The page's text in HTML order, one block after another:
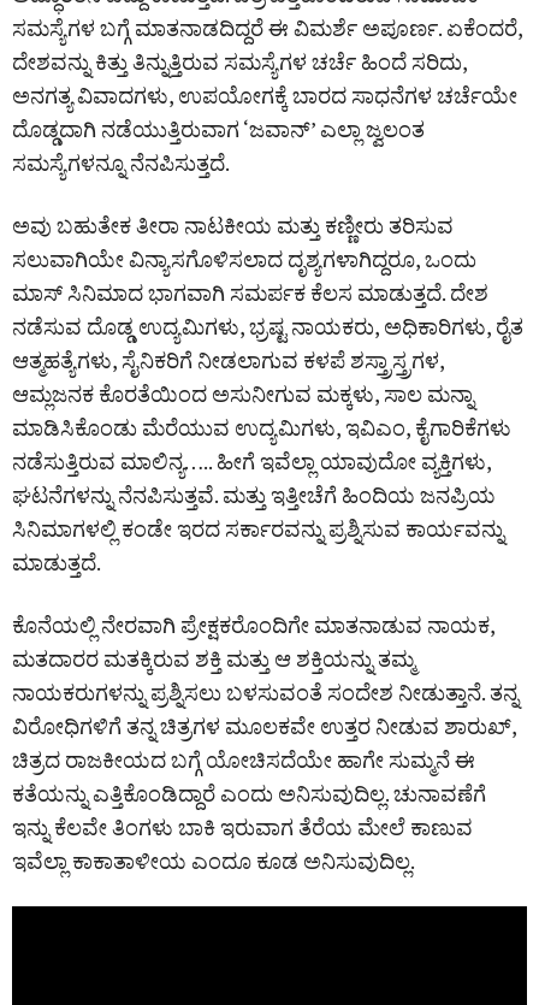
ಸಮಸ್ಯೆಗಳ ಬಗ್ಗೆ ಮಾತನಾಡದಿದ್ದರೆ ಈ ವಿಮರ್ಶೆ ಅಪೂರ್ಣ. ಏಕೆಂದರೆ,
ದೇಶವನ್ನು ಕಿತ್ತು ತಿನ್ನುತ್ತಿರುವ ಸಮಸ್ಯೆಗಳ ಚರ್ಚೆ ಹಿಂದೆ ಸರಿದು,
ಅನಗತ್ಯ ವಿವಾದಗಳು, ಉಪಯೋಗಕ್ಕೆ ಬಾರದ ಸಾಧನೆಗಳ ಚರ್ಚೆಯೇ
ದೊಡ್ಡದಾಗಿ ನಡೆಯುತ್ತಿರುವಾಗ ‘ಜವಾನ್’ ಎಲ್ಲಾ ಜ್ವಲಂತ
ಸಮಸ್ಯೆಗಳನ್ನೂ ನೆನಪಿಸುತ್ತದೆ.
ಅವು ಬಹುತೇಕ ತೀರಾ ನಾಟಕೀಯ ಮತ್ತು ಕಣ್ಣೀರು ತರಿಸುವ
ಸಲುವಾಗಿಯೇ ವಿನ್ಯಾಸಗೊಳಿಸಲಾದ ದೃಶ್ಯಗಳಾಗಿದ್ದರೂ, ಒಂದು
ಮಾಸ್ ಸಿನಿಮಾದ ಭಾಗವಾಗಿ ಸಮರ್ಪಕ ಕೆಲಸ ಮಾಡುತ್ತದೆ. ದೇಶ
ನಡೆಸುವ ದೊಡ್ಡ ಉದ್ಯಮಿಗಳು, ಭ್ರಷ್ಟ ನಾಯಕರು, ಅಧಿಕಾರಿಗಳು, ರೈತ
ಆತ್ಮಹತ್ಯೆಗಳು, ಸೈನಿಕರಿಗೆ ನೀಡಲಾಗುವ ಕಳಪೆ ಶಸ್ತ್ರಾಸ್ತ್ರಗಳ,
ಆಮ್ಲಜನಕ ಕೊರತೆಯಿಂದ ಅಸುನೀಗುವ ಮಕ್ಕಳು, ಸಾಲ ಮನ್ನಾ
ಮಾಡಿಸಿಕೊಂಡು ಮೆರೆಯುವ ಉದ್ಯಮಿಗಳು, ಇವಿಎಂ, ಕೈಗಾರಿಕೆಗಳು
ನಡೆಸುತ್ತಿರುವ ಮಾಲಿನ್ಯ….. ಹೀಗೆ ಇವೆಲ್ಲಾ ಯಾವುದೋ ವ್ಯಕ್ತಿಗಳು,
ಘಟನೆಗಳನ್ನು ನೆನಪಿಸುತ್ತವೆ. ಮತ್ತು ಇತ್ತೀಚೆಗೆ ಹಿಂದಿಯ ಜನಪ್ರಿಯ
ಸಿನಿಮಾಗಳಲ್ಲಿ ಕಂಡೇ ಇರದ ಸರ್ಕಾರವನ್ನು ಪ್ರಶ್ನಿಸುವ ಕಾರ್ಯವನ್ನು
ಮಾಡುತ್ತದೆ.
ಕೊನೆಯಲ್ಲಿ ನೇರವಾಗಿ ಪ್ರೇಕ್ಷಕರೊಂದಿಗೇ ಮಾತನಾಡುವ ನಾಯಕ,
ಮತದಾರರ ಮತಕ್ಕಿರುವ ಶಕ್ತಿ ಮತ್ತು ಆ ಶಕ್ತಿಯನ್ನು ತಮ್ಮ
ನಾಯಕರುಗಳನ್ನು ಪ್ರಶ್ನಿಸಲು ಬಳಸುವಂತೆ ಸಂದೇಶ ನೀಡುತ್ತಾನೆ. ತನ್ನ
ವಿರೋಧಿಗಳಿಗೆ ತನ್ನ ಚಿತ್ರಗಳ ಮೂಲಕವೇ ಉತ್ತರ ನೀಡುವ ಶಾರುಖ್,
ಚಿತ್ರದ ರಾಜಕೀಯದ ಬಗ್ಗೆ ಯೋಚಿಸದೆಯೇ ಹಾಗೇ ಸುಮ್ಮನೆ ಈ
ಕತೆಯನ್ನು ಎತ್ತಿಕೊಂಡಿದ್ದಾರೆ ಎಂದು ಅನಿಸುವುದಿಲ್ಲ. ಚುನಾವಣೆಗೆ
ಇನ್ನು ಕೆಲವೇ ತಿಂಗಳು ಬಾಕಿ ಇರುವಾಗ ತೆರೆಯ ಮೇಲೆ ಕಾಣುವ
ಇವೆಲ್ಲಾ ಕಾಕಾತಾಳೀಯ ಎಂದೂ ಕೂಡ ಅನಿಸುವುದಿಲ್ಲ.